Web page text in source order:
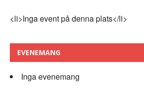
<li>Inga event på denna plats</li>
EVENEMANG
Inga evenemang